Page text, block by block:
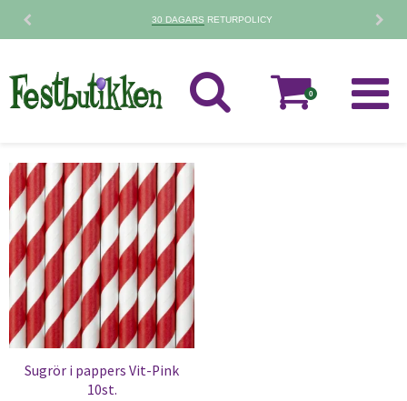
30 DAGARS RETURPOLICY
0
Sugrör i pappers Vit-Pink
10st.